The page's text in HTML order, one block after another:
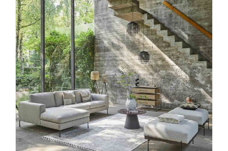
Boho Style Interior